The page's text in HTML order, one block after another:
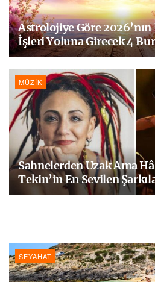
Astrolojiye Göre 2026’nın
İşleri Yoluna Girecek 4
MÜZIK
Sahnelerden Uzak Ama
Tekin’in En Sevilen
SEYAHAT